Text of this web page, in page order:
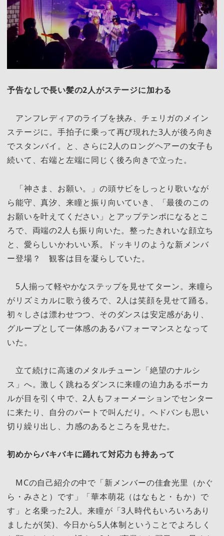
予告なしで長い髪の2人がステージに加わる
アンフレディアのライブを挟み、チェリガのメイン
ステージに。手拍子に乗って再び現れた3人が後ろ向き
でスタンバイ。と、さらに2人のロングヘアーの女子も
続いて、右端と左端に同じく後ろ向きで立った。
「神さま、お願い。」の頭サビをしっとり歌いなが
ら能守、真汐、来瞳と振り向いていき、「最後のこの
お願いを叶えてください」とアップテンポになるとこ
ろで、両端の2人も振り向いた。整ったきれいな顔立ち
と、愛らしいかわいい系。ドッキリのような新メンバ
ー登場？ 観客は目を凝らしていた。
5人揃って軽やかなステップを見せてターン。来瞳ら
がリズミカルに歌う後ろで、2人は笑顔を見せて踊る。
初々しさは漂わせつつ、そのダンスは安定感があり、
グループとして一体感のあるパフォーマンスとなって
いた。
立て続けに高速のメタルチューン「絶望のナルシ
ス」へ。激しく跳ねるダンスに来瞳の迫力あるボーカ
ルが目を引く中で、2人もフォーメーションでセンター
に来たり、自分のパートで叫んだり。ヘドバンも思い
切り繰り出し、力感のあるところを見せた。
初めからバキバキに踊れて対応力も持あって
MCの自己紹介の中で「新メンバーの佳倉光里（かぐ
ら・みさと）です」「華本萌花（はなもと・もか）で
す」と名乗った2人。来瞳が「3人時代もいろいろあり
ましたが(笑)、今日から5人体制ということでよろしく